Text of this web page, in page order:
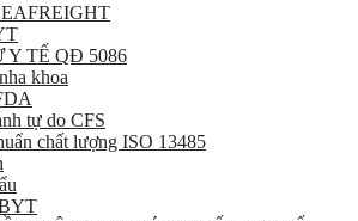
Y TẾ QĐ 5086
khoa
tự do CFS
chất lượng ISO 13485